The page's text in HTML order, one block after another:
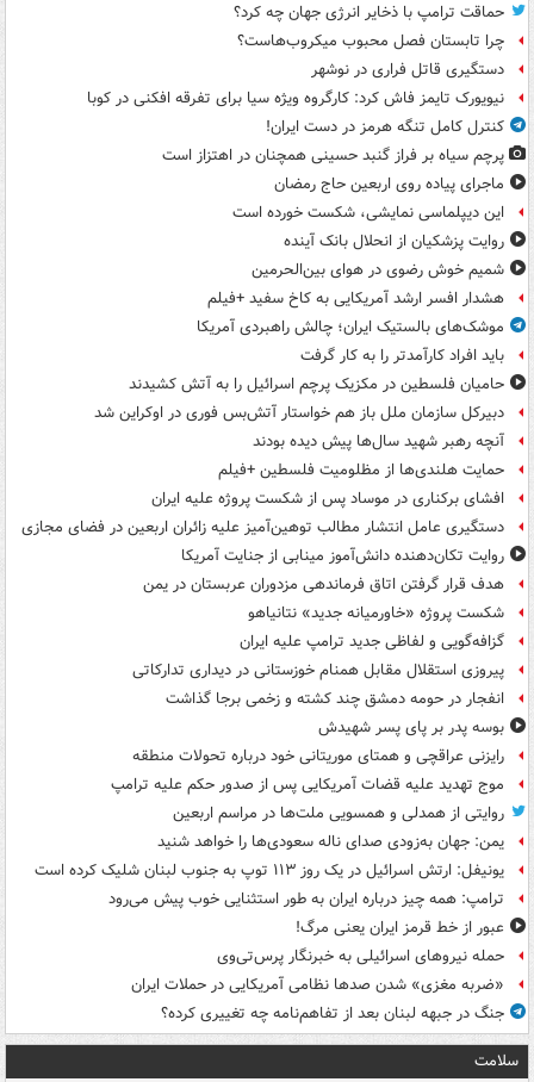
حماقت ترامپ با ذخایر انرژی جهان چه کرد؟
چرا تابستان فصل محبوب میکروب‌هاست؟
دستگیری قاتل فراری در نوشهر
نیویورک تایمز فاش کرد: کارگروه ویژه سیا برای تفرقه افکنی در کوبا
کنترل کامل تنگه هرمز در دست ایران!
پرچم سیاه بر فراز گنبد حسینی همچنان در اهتزاز است
ماجرای پیاده روی اربعین حاج رمضان
این دیپلماسی نمایشی، شکست خورده است
روایت پزشکیان از انحلال بانک آینده
شمیم خوش رضوی در هوای بین‌الحرمین
هشدار افسر ارشد آمریکایی به کاخ سفید +فیلم
موشک‌های بالستیک ایران؛ چالش راهبردی آمریکا
باید افراد کارآمدتر را به کار گرفت
حامیان فلسطین در مکزیک پرچم اسرائیل را به آتش کشیدند
دبیرکل سازمان ملل باز هم خواستار آتش‌بس فوری در اوکراین شد
آنچه رهبر شهید سال‌ها پیش دیده بودند
حمایت هلندی‌ها از مظلومیت فلسطین +فیلم
افشای برکناری در موساد پس از شکست پروژه علیه ایران
دستگیری عامل انتشار مطالب توهین‌آمیز علیه زائران اربعین در فضای مجازی
روایت تکان‌دهنده دانش‌آموز مینابی از جنایت آمریکا
هدف قرار گرفتن اتاق‌ فرماندهی مزدوران عربستان در یمن
شکست پروژه «خاورمیانه جدید» نتانیاهو
گزافه‌گویی و لفاظی جدید ترامپ علیه ایران
پیروزی استقلال مقابل همنام خوزستانی در دیداری تدارکاتی
انفجار در حومه دمشق چند کشته و زخمی برجا گذاشت
بوسه‌ پدر بر پای پسر شهیدش
رایزنی عراقچی و همتای موریتانی خود درباره تحولات منطقه
موج تهدید علیه قضات آمریکایی پس از صدور حکم علیه ترامپ
روایتی از همدلی و همسویی ملت‌ها در مراسم اربعین
یمن: جهان به‌زودی صدای ناله سعودی‌ها را خواهد شنید
یونیفل: ارتش اسرائیل در یک روز ۱۱۳ توپ به جنوب لبنان شلیک کرده است
ترامپ: همه چیز درباره ایران به طور استثنایی خوب پیش می‌رود
عبور از خط قرمز ایران یعنی مرگ!
حمله نیروهای اسرائیلی به خبرنگار پرس‌تی‌وی
«ضربه مغزی» شدن صدها نظامی آمریکایی در حملات ایران
جنگ در جبهه لبنان بعد از تفاهم‌نامه چه تغییری کرده؟
سلامت